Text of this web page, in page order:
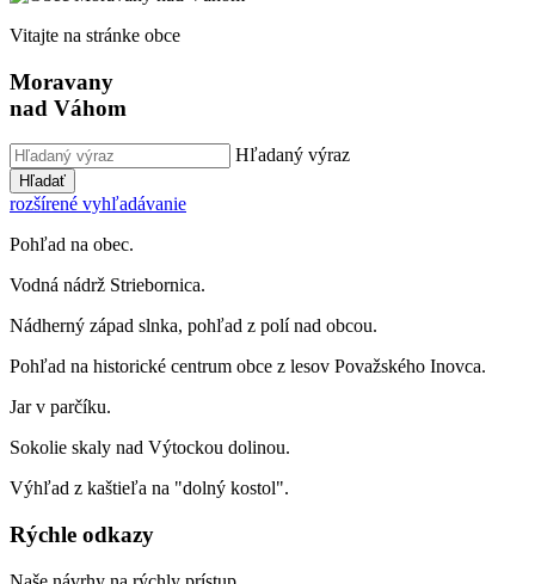
Vitajte na stránke obce
Moravany
nad Váhom
Hľadaný výraz
Hľadať
rozšírené vyhľadávanie
Pohľad na obec.
Vodná nádrž Striebornica.
Nádherný západ slnka, pohľad z polí nad obcou.
Pohľad na historické centrum obce z lesov Považského Inovca.
Jar v parčíku.
Sokolie skaly nad Výtockou dolinou.
Výhľad z kaštieľa na "dolný kostol".
Rýchle odkazy